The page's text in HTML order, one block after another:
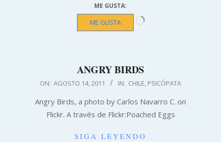
ME GUSTA:
ME GUSTA Cargando...
ANGRY BIRDS
2011-
14
ON: AGOSTO 14, 2011 IN: CHILE, PSICÓPATA
Angry Birds, a photo by Carlos Navarro C. on
Flickr. A través de Flickr:Poached Eggs
SIGA LEYENDO